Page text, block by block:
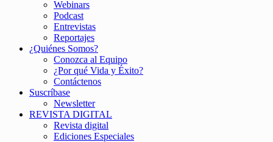
Webinars
Podcast
Entrevistas
Reportajes
¿Quiénes Somos?
Conozca al Equipo
¿Por qué Vida y Éxito?
Contáctenos
Suscríbase
Newsletter
REVISTA DIGITAL
Revista digital
Ediciones Especiales